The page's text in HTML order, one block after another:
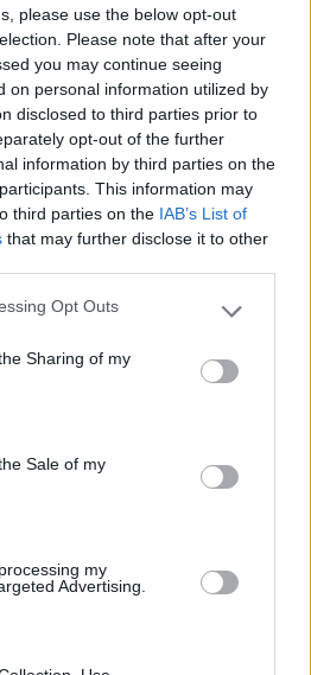
please use the below opt-out
Please note that after your
you may continue seeing
on personal information utilized by
disclosed to third parties prior to
opt-out of the further
information by third parties on the
This information may
third parties on the IAB’s List of
that may further disclose it to other
app uses one or more Google
usage behaviour. You may click to
and its third-party tags to
purposes in below Google
Opt Outs
Sharing of my
Sale of my
my
Advertising.
e C/S, per entrare sbarra
ritirare il telecomando a
alla Locanda Vittoria.
Illuminato e
Gestione Servizi
a se stessa e abbastanza
poi arrivate ad aprire se
non riescono ad entrare a